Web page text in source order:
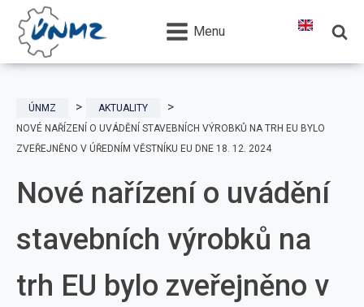
Menu
ÚNMZ
AKTUALITY
NOVÉ NAŘÍZENÍ O UVÁDĚNÍ STAVEBNÍCH VÝROBKŮ NA TRH EU BYLO
ZVEŘEJNĚNO V ÚŘEDNÍM VĚSTNÍKU EU DNE 18. 12. 2024
Nové nařízení o uvádění
stavebních výrobků na
trh EU bylo zveřejněno v